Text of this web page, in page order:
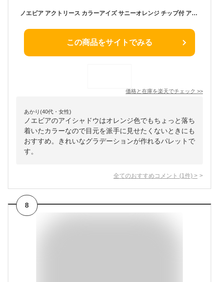
ノエビア アクトリース カラーアイズ サニーオレンジ チップ付 アイシャドウ アイカラー ノエビア化粧品 5539
この商品をサイトでみる
価格と在庫を楽天でチェック >>
あかり(40代・女性)
ノエビアのアイシャドウはオレンジ色でもちょっと落ち
着いたカラーなので目元を派手に見せたくないときにも
おすすめ。きれいなグラデーションが作れるパレットで
す。
全てのおすすめコメント (1 件) >
8